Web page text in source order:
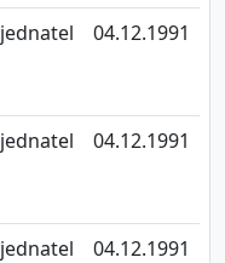
jednatel 04.12.1991
jednatel 04.12.1991
jednatel 04.12.1991